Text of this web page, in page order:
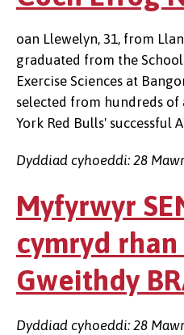
oan Llewelyn, 31, from
graduated from the
Exercise Sciences at
selected from hundreds
York Red Bulls' successful
Dyddiad cyhoeddi: 28
Myfyrwyr
cymryd
Gweithdy
Dyddiad cyhoeddi: 28